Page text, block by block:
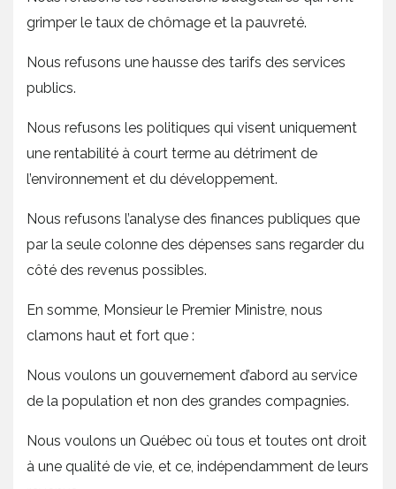
grimper le taux de chômage et la pauvreté.
Nous refusons une hausse des tarifs des services
publics.
Nous refusons les politiques qui visent uniquement
une rentabilité à court terme au détriment de
l’environnement et du développement.
Nous refusons l’analyse des finances publiques que
par la seule colonne des dépenses sans regarder du
côté des revenus possibles.
En somme, Monsieur le Premier Ministre, nous
clamons haut et fort que :
Nous voulons un gouvernement d’abord au service
de la population et non des grandes compagnies.
Nous voulons un Québec où tous et toutes ont droit
à une qualité de vie, et ce, indépendamment de leurs